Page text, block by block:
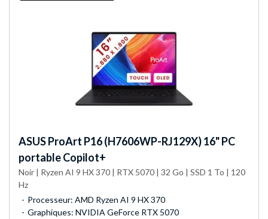
ASUSProArt P16 (H7606WP-RJ129X) 16" PC
portable Copilot+
Noir | Ryzen AI 9 HX 370 | RTX 5070 | 32 Go | SSD 1 To | 120
Hz
Processeur: AMD Ryzen AI 9 HX 370
Graphiques: NVIDIA GeForce RTX 5070